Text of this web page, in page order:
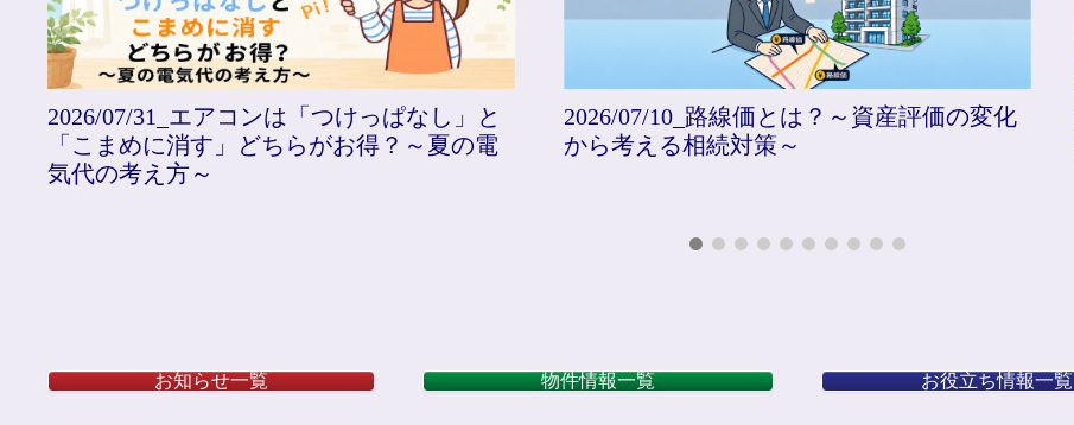
「つけっぱなし」と
らがお得？～夏の電
2026/07/10_路線価とは？～資産評価の変化
から考える相続対策～
2026/06/26_曇りでも紫
油断できない梅雨のUV
お知らせ一覧 物件情報一覧 お役立ち情報一覧